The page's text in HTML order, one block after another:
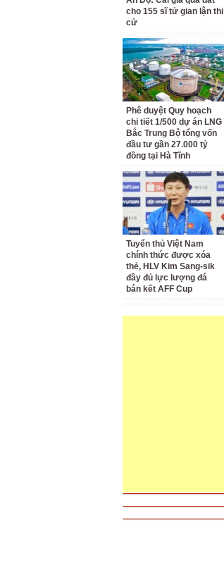
cho 155 sĩ tử gian lận thi
cử
Phê duyệt Quy hoạch
chi tiết 1/500 dự án LNG
Bắc Trung Bộ tổng vốn
đầu tư gần 27.000 tỷ
đồng tại Hà Tĩnh
Tuyển thủ Việt Nam
chính thức được xóa
thẻ, HLV Kim Sang-sik
đầy đủ lực lượng đá
bán kết AFF Cup